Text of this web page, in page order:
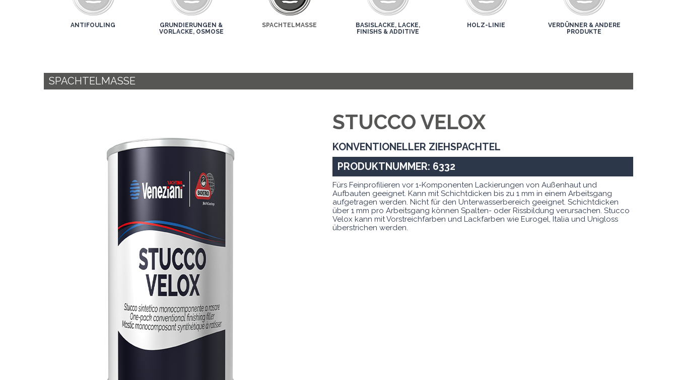
ANTIFOULING
GRUNDIERUNGEN &
VORLACKE, OSMOSE
SPACHTELMASSE
BASISLACKE, LACKE,
FINISHS & ADDITIVE
HOLZ-LINIE
VERDÜNNER & ANDERE
PRODUKTE
SPACHTELMASSE
STUCCO VELOX
KONVENTIONELLER ZIEHSPACHTEL
PRODUKTNUMMER: 6332
Fürs Feinprofilieren vor 1-Komponenten Lackierungen von Außenhaut und
Aufbauten geeignet. Kann mit Schichtdicken bis zu 1 mm in einem Arbeitsgang
aufgetragen werden. Nicht für den Unterwasserbereich geeignet. Schichtdicken
über 1 mm pro Arbeitsgang können Spalten- oder Rissbildung verursachen. Stucco
Velox kann mit Vorstreichfarben und Lackfarben wie Eurogel, Italia und Unigloss
überstrichen werden.